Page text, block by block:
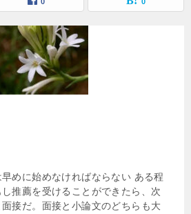
めに始めなければならない ある程
推薦を受けることができたら、次
接だ。面接と小論文のどちらも大